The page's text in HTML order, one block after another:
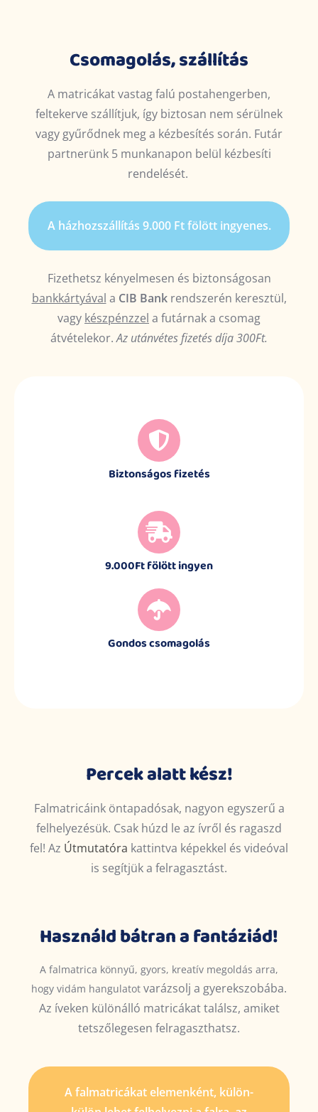
Csomagolás, szállítás
A matricákat vastag falú postahengerben,
feltekerve szállítjuk, így biztosan nem sérülnek
vagy gyűrődnek meg a kézbesítés során. Futár
partnerünk 5 munkanapon belül kézbesíti
rendelését.
A házhozszállítás 9.000 Ft fölött ingyenes.
Fizethetsz kényelmesen és biztonságosan
bankkártyával a CIB Bank rendszerén keresztül,
vagy készpénzzel a futárnak a csomag
átvételekor.Az utánvétes fizetés díja 300Ft.
Biztonságos fizetés
9.000Ft fölött ingyen
Gondos csomagolás
Percek alatt kész!
Falmatricáink öntapadósak, nagyon egyszerű a
felhelyezésük. Csak húzd le az ívről és ragaszd
fel! Az Útmutatóra kattintva képekkel és videóval
is segítjük a felragasztást.
Használd bátran a fantáziád!
A falmatrica könnyű, gyors, kreatív megoldás arra,
hogy vidám hangulatot varázsolj a gyerekszobába.
Az íveken különálló matricákat találsz, amiket
tetszőlegesen felragaszthatsz.
A falmatricákat elemenként, külön-